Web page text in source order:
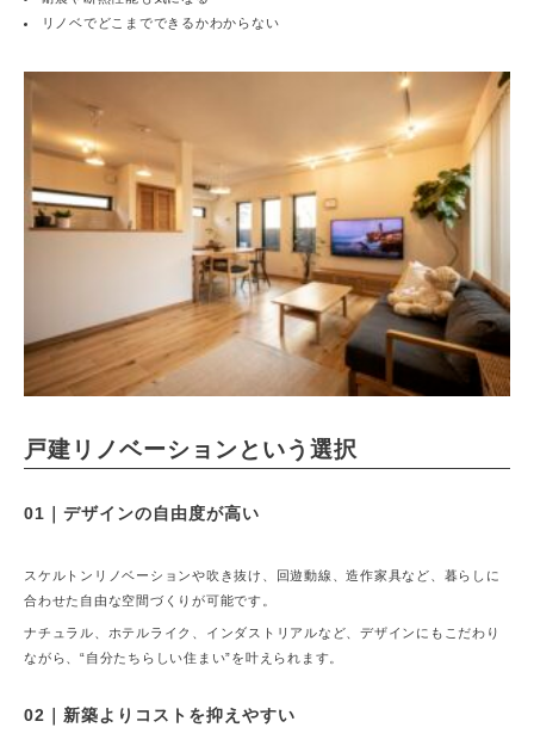
リノベでどこまでできるかわからない
戸建リノベーションという選択
01｜デザインの自由度が高い
スケルトンリノベーションや吹き抜け、回遊動線、造作家具など、暮らしに
合わせた自由な空間づくりが可能です。
ナチュラル、ホテルライク、インダストリアルなど、デザインにもこだわり
ながら、“自分たちらしい住まい”を叶えられます。
02｜新築よりコストを抑えやすい